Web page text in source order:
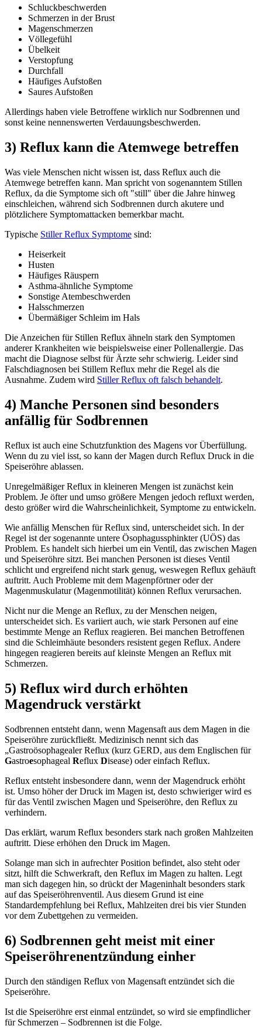
Schluckbeschwerden
Schmerzen in der Brust
Magenschmerzen
Völlegefühl
Übelkeit
Verstopfung
Durchfall
Häufiges Aufstoßen
Saures Aufstoßen
Allerdings haben viele Betroffene wirklich nur Sodbrennen und
sonst keine nennenswerten Verdauungsbeschwerden.
3) Reflux kann die Atemwege betreffen
Was viele Menschen nicht wissen ist, dass Reflux auch die
Atemwege betreffen kann. Man spricht von sogenanntem Stillen
Reflux, da die Symptome sich oft "still" über die Jahre hinweg
einschleichen, während sich Sodbrennen durch akutere und
plötzlichere Symptomattacken bemerkbar macht.
Typische Stiller Reflux Symptome sind:
Heiserkeit
Husten
Häufiges Räuspern
Asthma-ähnliche Symptome
Sonstige Atembeschwerden
Halsschmerzen
Übermäßiger Schleim im Hals
Die Anzeichen für Stillen Reflux ähneln stark den Symptomen
anderer Krankheiten wie beispielsweise einer Pollenallergie. Das
macht die Diagnose selbst für Ärzte sehr schwierig. Leider sind
Falschdiagnosen bei Stillem Reflux mehr die Regel als die
Ausnahme. Zudem wird Stiller Reflux oft falsch behandelt.
4) Manche Personen sind besonders
anfällig für Sodbrennen
Reflux ist auch eine Schutzfunktion des Magens vor Überfüllung.
Wenn du zu viel isst, so kann der Magen durch Reflux Druck in die
Speiseröhre ablassen.
Unregelmäßiger Reflux in kleineren Mengen ist zunächst kein
Problem. Je öfter und umso größere Mengen jedoch refluxt werden,
desto größer wird die Wahrscheinlichkeit, Symptome zu entwickeln.
Wie anfällig Menschen für Reflux sind, unterscheidet sich. In der
Regel ist der sogenannte untere Ösophagussphinkter (UÖS) das
Problem. Es handelt sich hierbei um ein Ventil, das zwischen Magen
und Speiseröhre sitzt. Bei manchen Personen ist dieses Ventil
schlicht und ergreifend nicht stark genug, weswegen Reflux gehäuft
auftritt. Auch Probleme mit dem Magenpförtner oder der
Magenmuskulatur (Magenmotilität) können Reflux verursachen.
Nicht nur die Menge an Reflux, zu der Menschen neigen,
unterscheidet sich. Es variiert auch, wie stark Personen auf eine
bestimmte Menge an Reflux reagieren. Bei manchen Betroffenen
sind die Schleimhäute besonders resistent gegen Reflux. Andere
hingegen reagieren bereits auf kleinste Mengen an Reflux mit
Schmerzen.
5) Reflux wird durch erhöhten
Magendruck verstärkt
Sodbrennen entsteht dann, wenn Magensaft aus dem Magen in die
Speiseröhre zurückfließt. Medizinisch nennt sich das
„Gastroösophagealer Reflux (kurz GERD, aus dem Englischen für
Gastroesophageal Reflux Disease) oder einfach Reflux.
Reflux entsteht insbesondere dann, wenn der Magendruck erhöht
ist. Umso höher der Druck im Magen ist, desto schwieriger wird es
für das Ventil zwischen Magen und Speiseröhre, den Reflux zu
verhindern.
Das erklärt, warum Reflux besonders stark nach großen Mahlzeiten
auftritt. Diese erhöhen den Druck im Magen.
Solange man sich in aufrechter Position befindet, also steht oder
sitzt, hilft die Schwerkraft, den Reflux im Magen zu halten. Legt
man sich dagegen hin, so drückt der Mageninhalt besonders stark
auf das Speiseröhrenventil. Aus diesem Grund ist eine
Standardempfehlung bei Reflux, Mahlzeiten drei bis vier Stunden
vor dem Zubettgehen zu vermeiden.
6) Sodbrennen geht meist mit einer
Speiseröhrenentzündung einher
Durch den ständigen Reflux von Magensaft entzündet sich die
Speiseröhre.
Ist die Speiseröhre erst einmal entzündet, so wird sie empfindlicher
für Schmerzen – Sodbrennen ist die Folge.